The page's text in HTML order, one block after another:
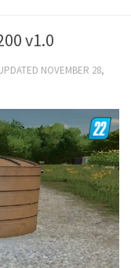
v1.0
NOVEMBER 28,